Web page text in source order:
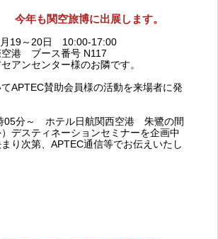
今年も関空旅博に出展します。
月19～20日 10:00-17:00
空港 ブース番号 N117
センター様のお隣です。
APTEC賛助会員様の活動を来場者に発
05分～ ホテル日航関西空港 朱鷺の間
デスティネーションセミナーを企画中
り次第、APTEC通信等でお伝えいたし